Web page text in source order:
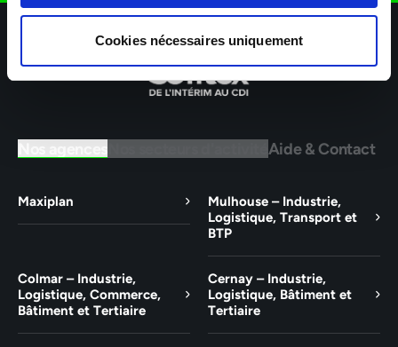
Cookies nécessaires uniquement
Aide & Contact
Maxiplan
Mulhouse – Industrie,
Logistique, Transport et
BTP
Colmar – Industrie,
Logistique, Commerce,
Bâtiment et Tertiaire
Cernay – Industrie,
Logistique, Bâtiment et
Tertiaire